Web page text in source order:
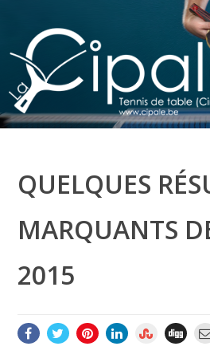
QUELQUES
MARQUANTS
2015